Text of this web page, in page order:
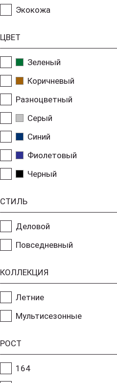
Экокожа
ЦВЕТ
Зеленый
Коричневый
Разноцветный
Серый
Синий
Фиолетовый
Черный
СТИЛЬ
Деловой
Повседневный
КОЛЛЕКЦИЯ
Летние
Мультисезонные
РОСТ
164